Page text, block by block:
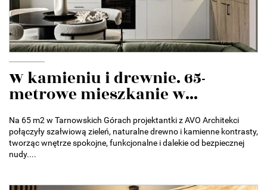
W kamieniu i drewnie. 65-
metrowe mieszkanie w...
Na 65 m2 w Tarnowskich Górach projektantki z AVO Architekci
połączyły szałwiową zieleń, naturalne drewno i kamienne kontrasty,
tworząc wnętrze spokojne, funkcjonalne i dalekie od bezpiecznej
nudy....